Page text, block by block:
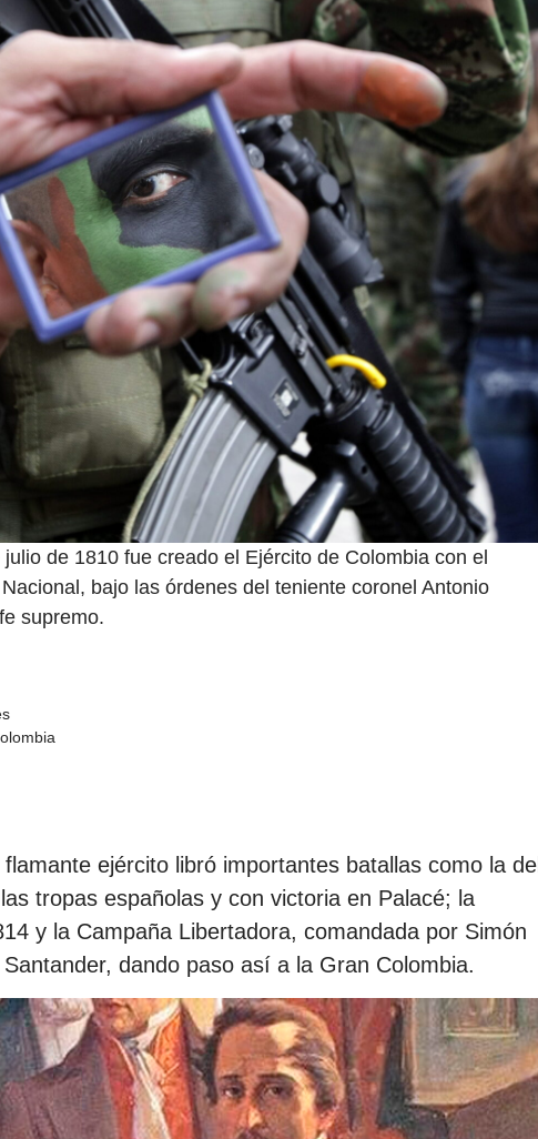
de 1810 fue creado el Ejército de Colombia con el
bajo las órdenes del teniente coronel Antonio
supremo.
ejército libró importantes batallas como la del
tropas españolas y con victoria en Palacé; la
y la Campaña Libertadora, comandada por Simón
dando paso así a la Gran Colombia.